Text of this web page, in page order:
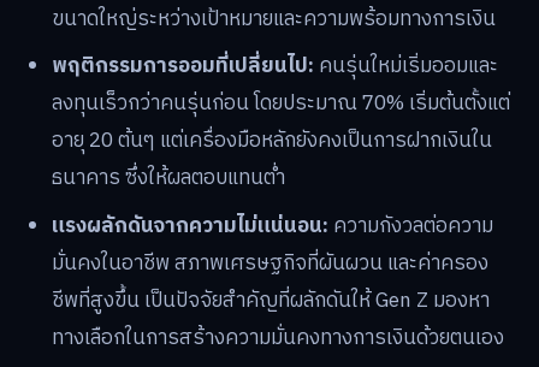
ขนาดใหญ่ระหว่างเป้าหมายและความพร้อมทางการเงิน
พฤติกรรมการออมที่เปลี่ยนไป: คนรุ่นใหม่เริ่มออมและ
ลงทุนเร็วกว่าคนรุ่นก่อน โดยประมาณ 70% เริ่มต้นตั้งแต่
อายุ 20 ต้นๆ แต่เครื่องมือหลักยังคงเป็นการฝากเงินใน
ธนาคาร ซึ่งให้ผลตอบแทนต่ำ
แรงผลักดันจากความไม่แน่นอน: ความกังวลต่อความ
มั่นคงในอาชีพ สภาพเศรษฐกิจที่ผันผวน และค่าครอง
ชีพที่สูงขึ้น เป็นปัจจัยสำคัญที่ผลักดันให้ Gen Z มองหา
ทางเลือกในการสร้างความมั่นคงทางการเงินด้วยตนเอง